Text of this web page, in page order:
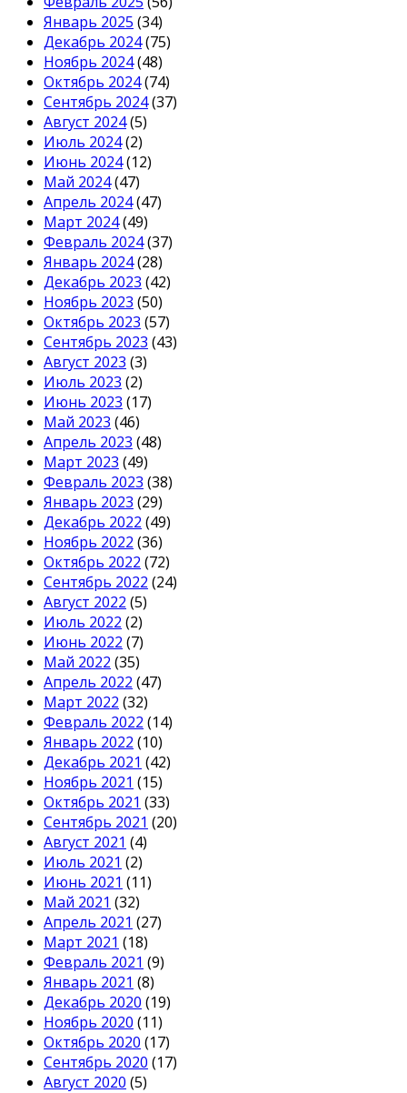
Январь 2025 (34)
Декабрь 2024(75)
Ноябрь 2024(48)
Октябрь 2024(74)
Сентябрь 2024(37)
Август 2024(5)
Июль 2024(2)
Июнь 2024(12)
Май 2024(47)
Апрель 2024(47)
Март 2024(49)
Февраль 2024(37)
Январь 2024(28)
Декабрь 2023 (42)
Ноябрь 2023 (50)
Октябрь 2023 (57)
Сентябрь 2023 (43)
Август 2023 (3)
Июль 2023 (2)
Июнь 2023 (17)
Май 2023 (46)
Апрель 2023 (48)
Март 2023 (49)
Февраль 2023 (38)
Январь 2023 (29)
Декабрь 2022 (49)
Ноябрь 2022 (36)
Октябрь 2022 (72)
Сентябрь 2022 (24)
Август 2022 (5)
Июль 2022 (2)
Июнь 2022 (7)
Май 2022 (35)
Апрель 2022 (47)
Март 2022 (32)
Февраль 2022 (14)
Январь 2022 (10)
Декабрь 2021 (42)
Ноябрь 2021 (15)
Октябрь 2021 (33)
Сентябрь 2021 (20)
Август 2021 (4)
Июль 2021 (2)
Июнь 2021 (11)
Май 2021 (32)
Апрель 2021 (27)
Март 2021 (18)
Февраль 2021 (9)
Январь 2021 (8)
Декабрь 2020 (19)
Ноябрь 2020 (11)
Октябрь 2020 (17)
Сентябрь 2020 (17)
Август 2020 (5)